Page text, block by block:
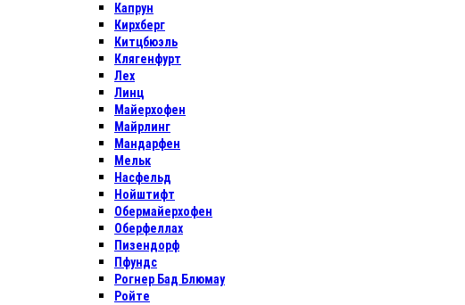
Капрун
Кирхберг
Китцбюэль
Клягенфурт
Лех
Линц
Майерхофен
Майрлинг
Мандарфен
Мельк
Насфельд
Нойштифт
Обермайерхофен
Оберфеллах
Пизендорф
Пфундс
Рогнер Бад Блюмау
Ройте